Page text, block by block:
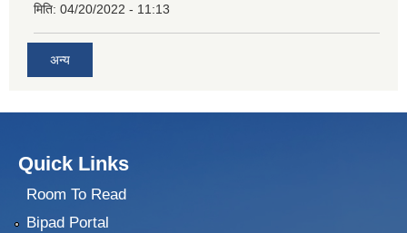
मिति: 04/20/2022 - 11:13
अन्य
Quick Links
Room To Read
Bipad Portal